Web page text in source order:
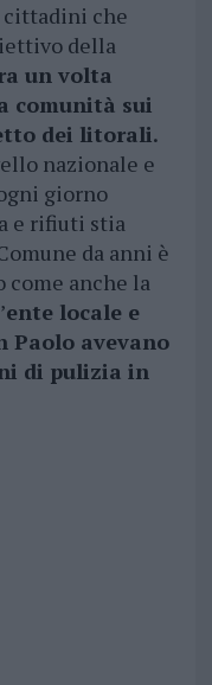
cittadini che
della
un volta
comunità sui
dei litorali.
nazionale e
giorno
e rifiuti stia
da anni è
come anche la
ente locale e
Paolo avevano
di pulizia in